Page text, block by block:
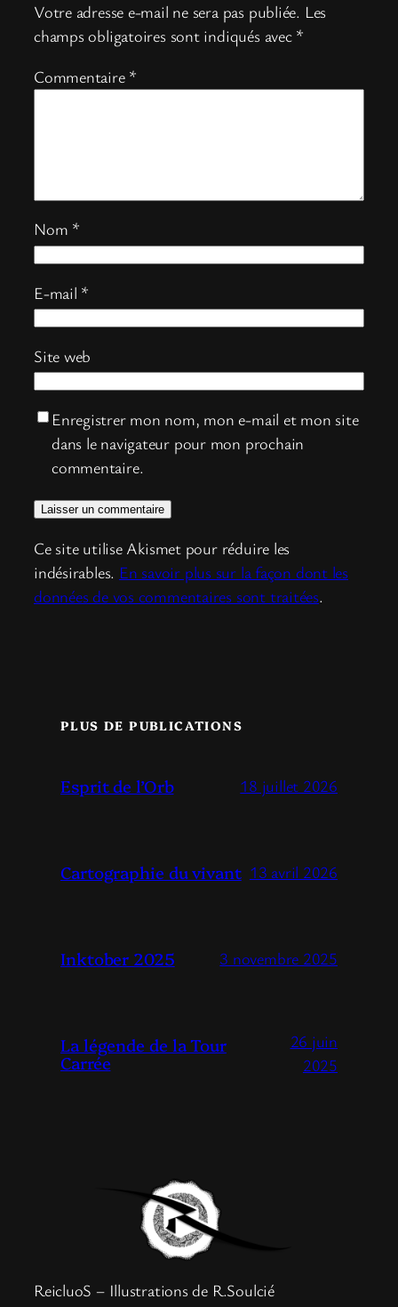
Votre adresse e-mail ne sera pas publiée. Les
champs obligatoires sont indiqués avec *
Commentaire *
Nom *
E-mail *
Site web
Enregistrer mon nom, mon e-mail et mon site
dans le navigateur pour mon prochain
commentaire.
Ce site utilise Akismet pour réduire les
indésirables. En savoir plus sur la façon dont les
données de vos commentaires sont traitées.
PLUS DE PUBLICATIONS
Esprit de l’Orb 18 juillet 2026
Cartographie du vivant 13 avril 2026
Inktober 2025 3 novembre 2025
La légende de la Tour
Carrée
26 juin
2025
ReicluoS – Illustrations de R.Soulcié